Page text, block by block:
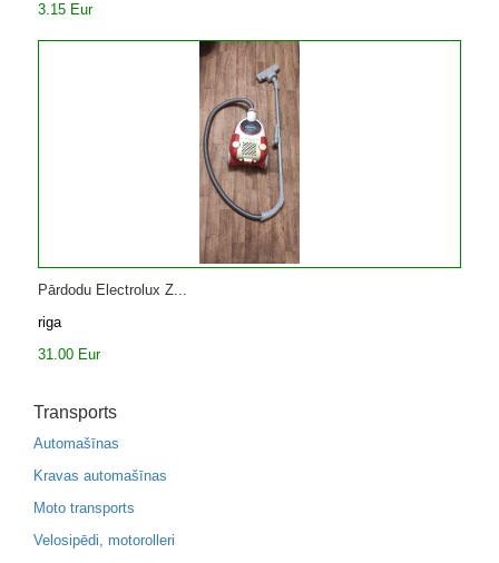
3.15 Eur
Pārdodu Electrolux Z...
riga
31.00 Eur
Transports
Automašīnas
Kravas automašīnas
Moto transports
Velosipēdi, motorolleri